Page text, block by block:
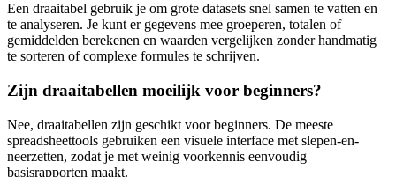
Een draaitabel gebruik je om grote datasets snel samen te vatten en
te analyseren. Je kunt er gegevens mee groeperen, totalen of
gemiddelden berekenen en waarden vergelijken zonder handmatig
te sorteren of complexe formules te schrijven.
Zijn draaitabellen moeilijk voor beginners?
Nee, draaitabellen zijn geschikt voor beginners. De meeste
spreadsheettools gebruiken een visuele interface met slepen-en-
neerzetten, zodat je met weinig voorkennis eenvoudig
basisrapporten maakt.